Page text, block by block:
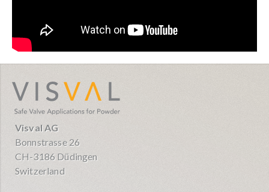
Visval AG
Bonnstrasse 26
CH-3186 Düdingen
Switzerland